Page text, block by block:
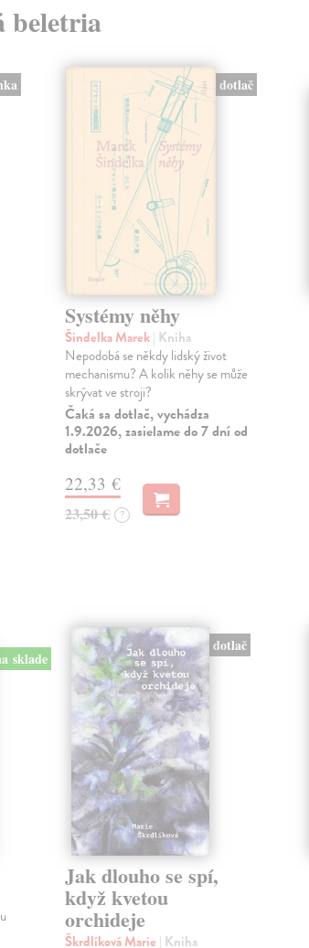
beletria
dotlač
Systémy něhy
Šindelka Marek| Kniha
Nepodobá se někdy lidský život
mechanismu? A kolik něhy se může
skrývat ve stroji?
Čaká sa dotlač, vychádza
1.9.2026, zasielame do 7 dní od
dotlače
22,33 €
23,50 € ?
sklade
dotlač
Jak dlouho se spí,
když kvetou
orchideje
Škrdlíková Marie | Kniha